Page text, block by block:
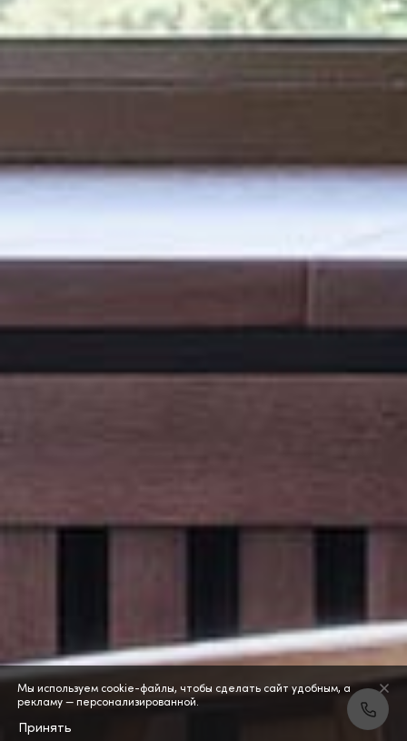
Мы используем cookie-файлы, чтобы сделать сайт удобным, а
рекламу — персонализированной.
Принять